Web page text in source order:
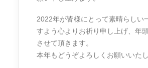
2022年が皆様にとって素晴らしい
すよう心よりお祈り申し上げ、年
させて頂きます。
本年もどうぞよろしくお願いいたし